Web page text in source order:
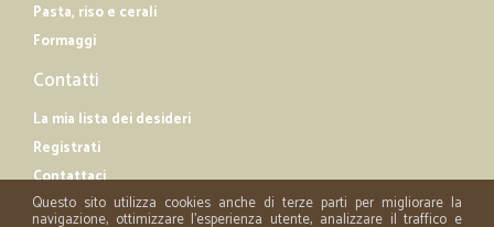
Pasta, riso e cerali
Formaggi
Contatti
La mia lista dei desideri
Registrati
Contattaci
Questo sito utilizza cookies anche di terze parti per migliorare la
navigazione, ottimizzare l'esperienza utente, analizzare il traffico e